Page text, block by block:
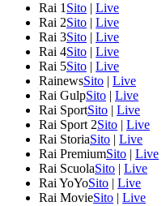
Rai 1 Sito | Live
Rai 2Sito | Live
Rai 3Sito | Live
Rai 4Sito | Live
Rai 5Sito | Live
RainewsSito | Live
Rai GulpSito | Live
Rai SportSito | Live
Rai Sport 2Sito | Live
Rai StoriaSito | Live
Rai PremiumSito | Live
Rai ScuolaSito | Live
Rai YoYoSito | Live
Rai MovieSito | Live